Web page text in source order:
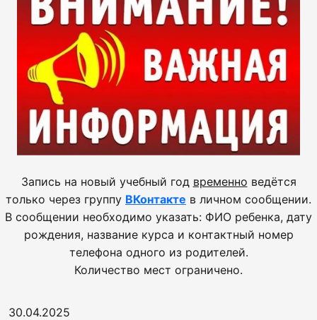
Запись на новый учебный год временно ведётся
только через группу ВКонтакте в личном сообщении.
В сообщении необходимо указать: ФИО ребенка, дату
рождения, название курса и контактный номер
телефона одного из родителей.
Количество мест ограничено.
30.04.2025